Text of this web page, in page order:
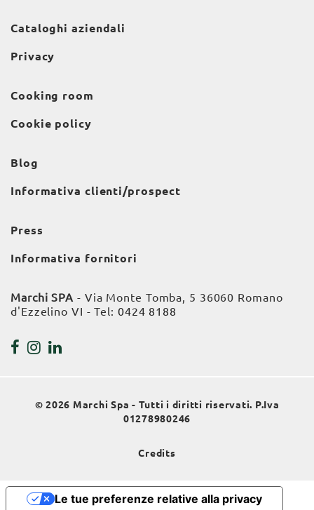
Cataloghi aziendali
Privacy
Cooking room
Cookie policy
Blog
Informativa clienti/prospect
Press
Informativa fornitori
Marchi SPA - Via Monte Tomba, 5 36060 Romano
d'Ezzelino VI - Tel: 0424 8188
© 2026 Marchi Spa - Tutti i diritti riservati. P.Iva
01278980246
Credits
Le tue preferenze relative alla privacy